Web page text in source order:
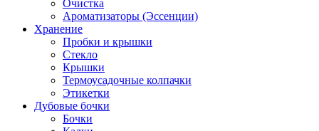
Очистка
Ароматизаторы (Эссенции)
Хранение
Пробки и крышки
Стекло
Крышки
Термоусадочные колпачки
Этикетки
Дубовые бочки
Бочки